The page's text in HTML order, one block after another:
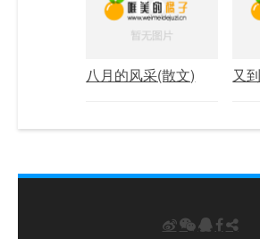
八月的风采(散文) 又